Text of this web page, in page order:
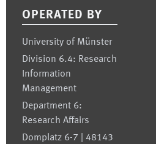
OPERATED BY
University of Münster
Division 6.4: Research
Information
Management
Department 6:
Research Affairs
Domplatz 6-7 | 48143